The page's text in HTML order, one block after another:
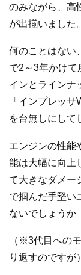
のみながら、高
が出揃いました。
何のことはない
で2～3年かけて
インとラインナ
「インプレッ
を台無しにして
エンジンの性能
能は大幅に向上
て大きなダメー
で掴んだ手堅い
ないでしょうか
（※3代目への
り返すのですが）